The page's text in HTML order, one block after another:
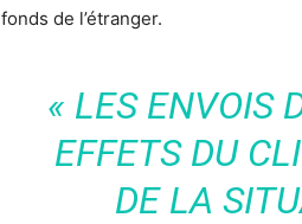
fonds de l’étranger.
« LES ENVOIS
EFFETS DU
DE LA